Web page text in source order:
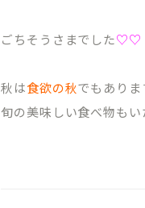
ごちそうさまでした♡♡
秋は食欲の秋でもありま
旬の美味しい食べ物も